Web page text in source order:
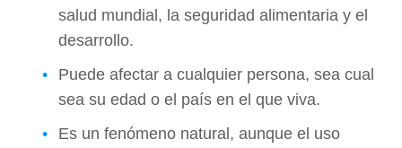
salud mundial, la seguridad alimentaria y el
desarrollo.
Puede afectar a cualquier persona, sea cual
sea su edad o el país en el que viva.
Es un fenómeno natural, aunque el uso